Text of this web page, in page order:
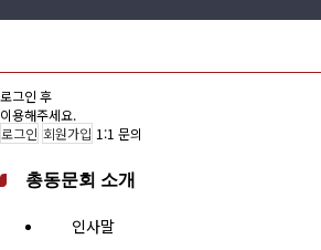
로그인 후
이용해주세요.
로그인 회원가입 1:1 문의
총동문회 소개
인사말